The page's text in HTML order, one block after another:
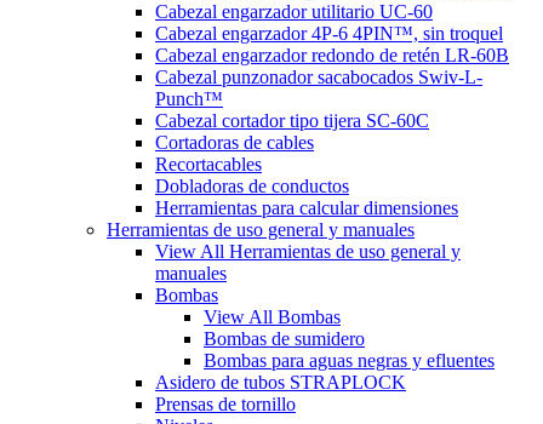
Cabezal engarzador utilitario UC-60
Cabezal engarzador 4P-6 4PIN™, sin troquel
Cabezal engarzador redondo de retén LR-60B
Cabezal punzonador sacabocados Swiv-L-
Punch™
Cabezal cortador tipo tijera SC-60C
Cortadoras de cables
Recortacables
Dobladoras de conductos
Herramientas para calcular dimensiones
Herramientas de uso general y manuales
View All Herramientas de uso general y
manuales
Bombas
View All Bombas
Bombas de sumidero
Bombas para aguas negras y efluentes
Asidero de tubos STRAPLOCK
Prensas de tornillo